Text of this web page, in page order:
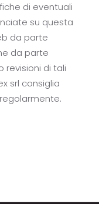
di eventuali
su questa
da parte
da parte
revisioni di tali
srl consiglia